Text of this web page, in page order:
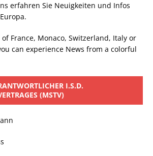
erfahren Sie Neuigkeiten und Infos
France, Monaco, Switzerland, Italy or
can experience News from a colorful
I.S.D.
(MSTV)